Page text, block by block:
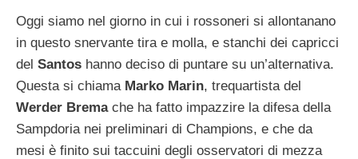
Oggi siamo nel giorno in cui i rossoneri si allontanano
in questo snervante tira e molla, e stanchi dei capricci
del Santos hanno deciso di puntare su un’alternativa.
Questa si chiama Marko Marin, trequartista del
Werder Bremache ha fatto impazzire la difesa della
Sampdoria nei preliminari di Champions, e che da
mesi è finito sui taccuini degli osservatori di mezza